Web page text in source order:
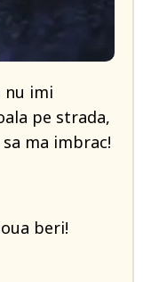
nu imi
pe strada,
ma imbrac!
beri!